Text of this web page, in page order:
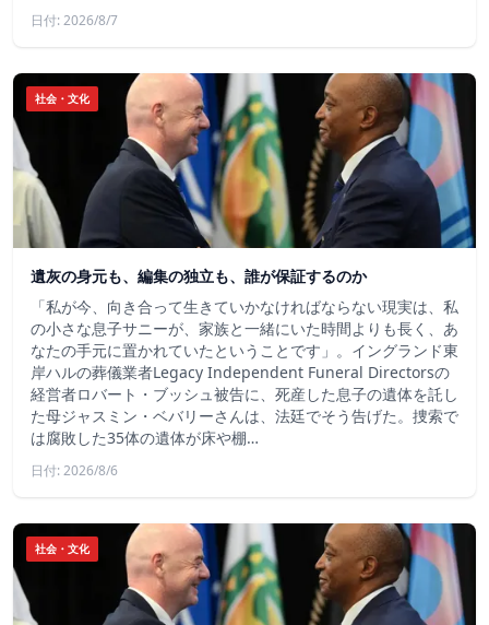
日付: 2026/8/7
社会・文化
遺灰の身元も、編集の独立も、誰が保証するのか
「私が今、向き合って生きていかなければならない現実は、私
の小さな息子サニーが、家族と一緒にいた時間よりも長く、あ
なたの手元に置かれていたということです」。イングランド東
岸ハルの葬儀業者Legacy Independent Funeral Directorsの
経営者ロバート・ブッシュ被告に、死産した息子の遺体を託し
た母ジャスミン・ベバリーさんは、法廷でそう告げた。捜索で
は腐敗した35体の遺体が床や棚…
日付: 2026/8/6
社会・文化